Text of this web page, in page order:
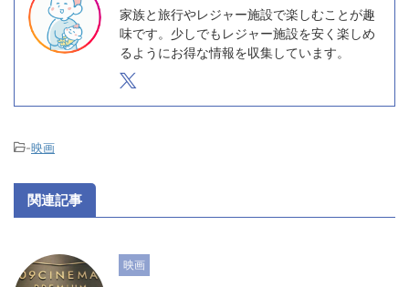
家族と旅行やレジャー施設で楽しむことが趣
味です。少しでもレジャー施設を安く楽しめ
るようにお得な情報を収集しています。
-映画
関連記事
映画